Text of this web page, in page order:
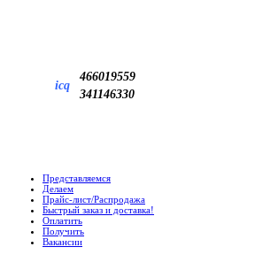
icq
466019559
341146330
Представляемся
Делаем
Прайс-лист/Распродажа
Быстрый заказ и доставка!
Оплатить
Получить
Вакансии